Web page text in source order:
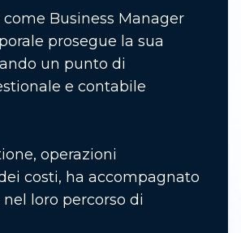
Business Manager
prosegue la sua
un punto di
e contabile
operazioni
costi, ha accompagnato
loro percorso di